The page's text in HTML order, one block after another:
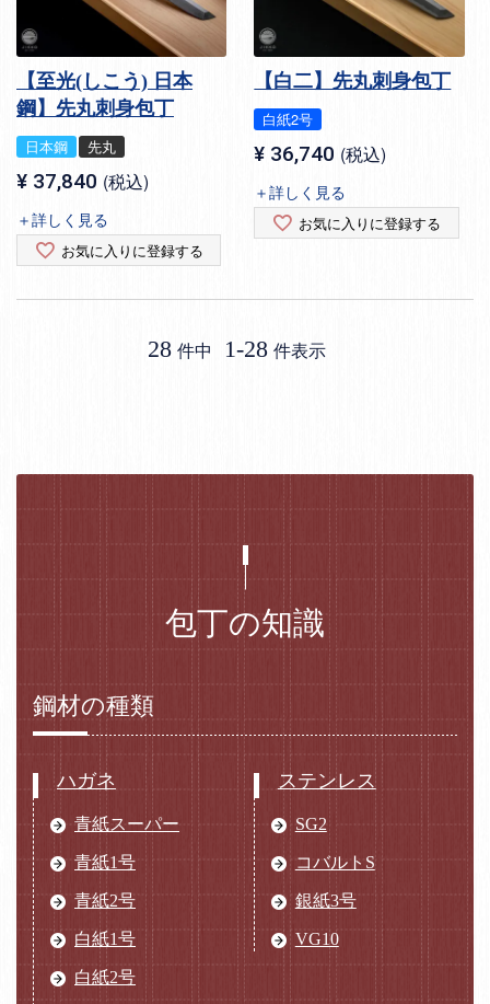
【至光(しこう) 日本
鋼】先丸刺身包丁
日本鋼 先丸
¥ 37,840 税込
＋詳しく見る
お気に入りに登録する
【白二】先丸刺身包丁
白紙2号
¥ 36,740 税込
＋詳しく見る
お気に入りに登録する
28 件中 1-28 件表示
包丁の知識
鋼材の種類
ハガネ
青紙スーパー
青紙1号
青紙2号
白紙1号
白紙2号
ステンレス
SG2
コバルトS
銀紙3号
VG10